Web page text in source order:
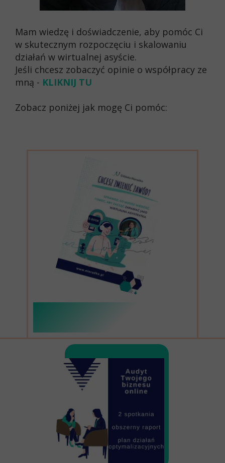
Mam wiedzę i doświadczenie, aby pomóc Ci
w skutecznym rozpoczęciu i skalowaniu
działań w wirtualnej asyście.
Jeśli chcesz zobaczyć opinie o współpracy ze
mną - KLIKNIJ TU
Zobacz poniżej jak mogę Ci pomóc: